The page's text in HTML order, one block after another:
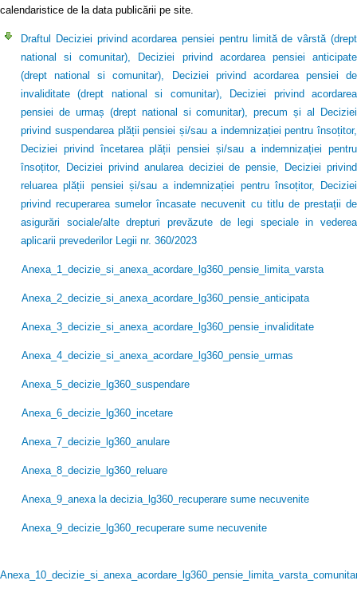
calendaristice de la data publicării pe site.
Draftul Deciziei privind acordarea pensiei pentru limită de vârstă (drept
national si comunitar), Deciziei privind acordarea pensiei anticipate
(drept national si comunitar), Deciziei privind acordarea pensiei de
invaliditate (drept national si comunitar), Deciziei privind acordarea
pensiei de urmaș (drept national si comunitar), precum și al Deciziei
privind suspendarea plății pensiei și/sau a indemnizației pentru însoțitor,
Deciziei privind încetarea plății pensiei și/sau a indemnizației pentru
însoțitor, Deciziei privind anularea deciziei de pensie, Deciziei privind
reluarea plății pensiei și/sau a indemnizației pentru însoțitor, Deciziei
privind recuperarea sumelor încasate necuvenit cu titlu de prestații de
asigurări sociale/alte drepturi prevăzute de legi speciale in vederea
aplicarii prevederilor Legii nr. 360/2023
Anexa_1_decizie_si_anexa_acordare_lg360_pensie_limita_varsta
Anexa_2_decizie_si_anexa_acordare_lg360_pensie_anticipata
Anexa_3_decizie_si_anexa_acordare_lg360_pensie_invaliditate
Anexa_4_decizie_si_anexa_acordare_lg360_pensie_urmas
Anexa_5_decizie_lg360_suspendare
Anexa_6_decizie_lg360_incetare
Anexa_7_decizie_lg360_anulare
Anexa_8_decizie_lg360_reluare
Anexa_9_anexa la decizia_lg360_recuperare sume necuvenite
Anexa_9_decizie_lg360_recuperare sume necuvenite